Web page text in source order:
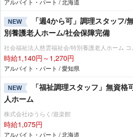
アルバイト・パート / 北海道
NEW
「週4から可」調理スタッフ/
別養護老人ホーム/社会保障完備
社会福祉法人慈雲福祉会/特別養護老人ホーム
時給1,140円～1,270円
アルバイト・パート / 愛知県
NEW
「福祉調理スタッフ」無資
人ホーム
株式会社ゆうらく/遊楽館
時給1,075円
アルバイト・パート / 北海道